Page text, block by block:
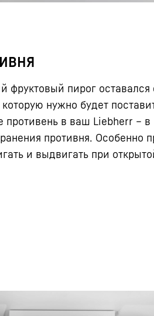
фруктовый пирог
нужно будет
противень в ваш Liebherr – в
противня. Особенно
и выдвигать при